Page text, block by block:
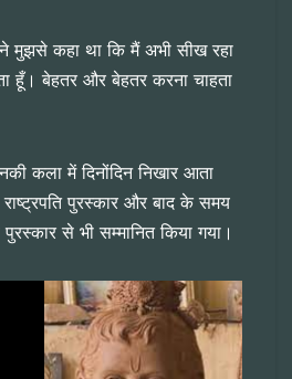
मुझसे कहा था कि मैं अभी सीख रहा
हूँ। बेहतर और बेहतर करना चाहता
कला में दिनोंदिन निखार आता
पुरस्कार और बाद के समय
से भी सम्मानित किया गया।